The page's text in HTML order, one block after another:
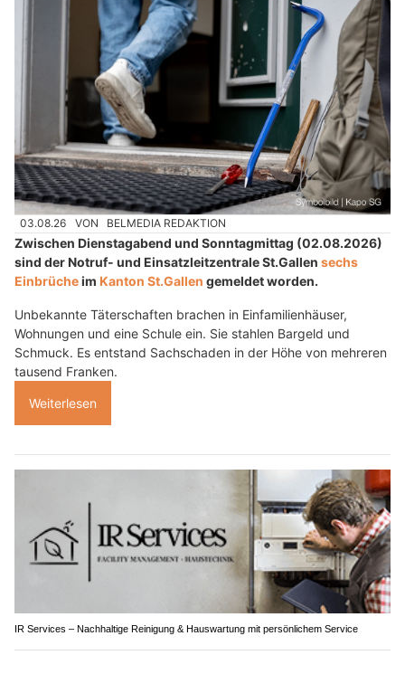
03.08.26 VON BELMEDIA REDAKTION
Zwischen Dienstagabend und Sonntagmittag (02.08.2026)
sind der Notruf- und Einsatzleitzentrale St.Gallen sechs
Einbrücheim Kanton St.Gallen gemeldet worden.
Unbekannte Täterschaften brachen in Einfamilienhäuser,
Wohnungen und eine Schule ein. Sie stahlen Bargeld und
Schmuck. Es entstand Sachschaden in der Höhe von mehreren
tausend Franken.
Weiterlesen
IR Services – Nachhaltige Reinigung & Hauswartung mit persönlichem Service